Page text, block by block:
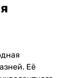
Её